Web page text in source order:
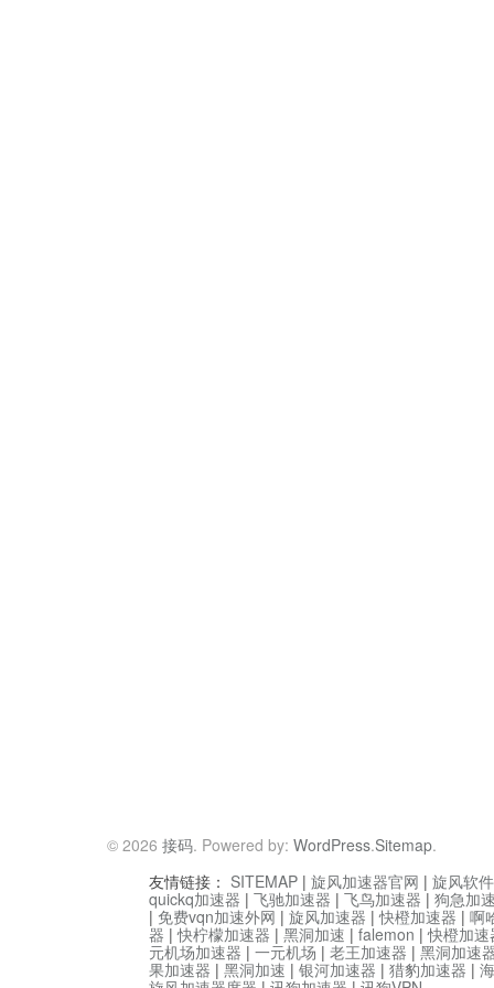
© 2026 接码. Powered by: WordPress.Sitemap.
友情链接： SITEMAP | 旋风加速器官网 | 旋风软
quickq加速器 | 飞驰加速器 | 飞鸟加速器 | 狗急加
| 免费vqn加速外网 | 旋风加速器 |快橙加速器 | 啊
器 |快柠檬加速器 | 黑洞加速 | falemon |快橙加速
元机场加速器 | 一元机场 | 老王加速器 | 黑洞加速
果加速器 | 黑洞加速 | 银河加速器 | 猎豹加速器 |